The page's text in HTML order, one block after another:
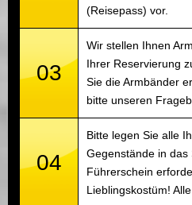
(Reisepass) vor.
03
Wir stellen Ihnen
Ihrer Reservierung
Sie die Armbänder
bitte unseren
04
Bitte legen Sie alle
Gegenstände in das
Führerschein
Lieblingskostüm!